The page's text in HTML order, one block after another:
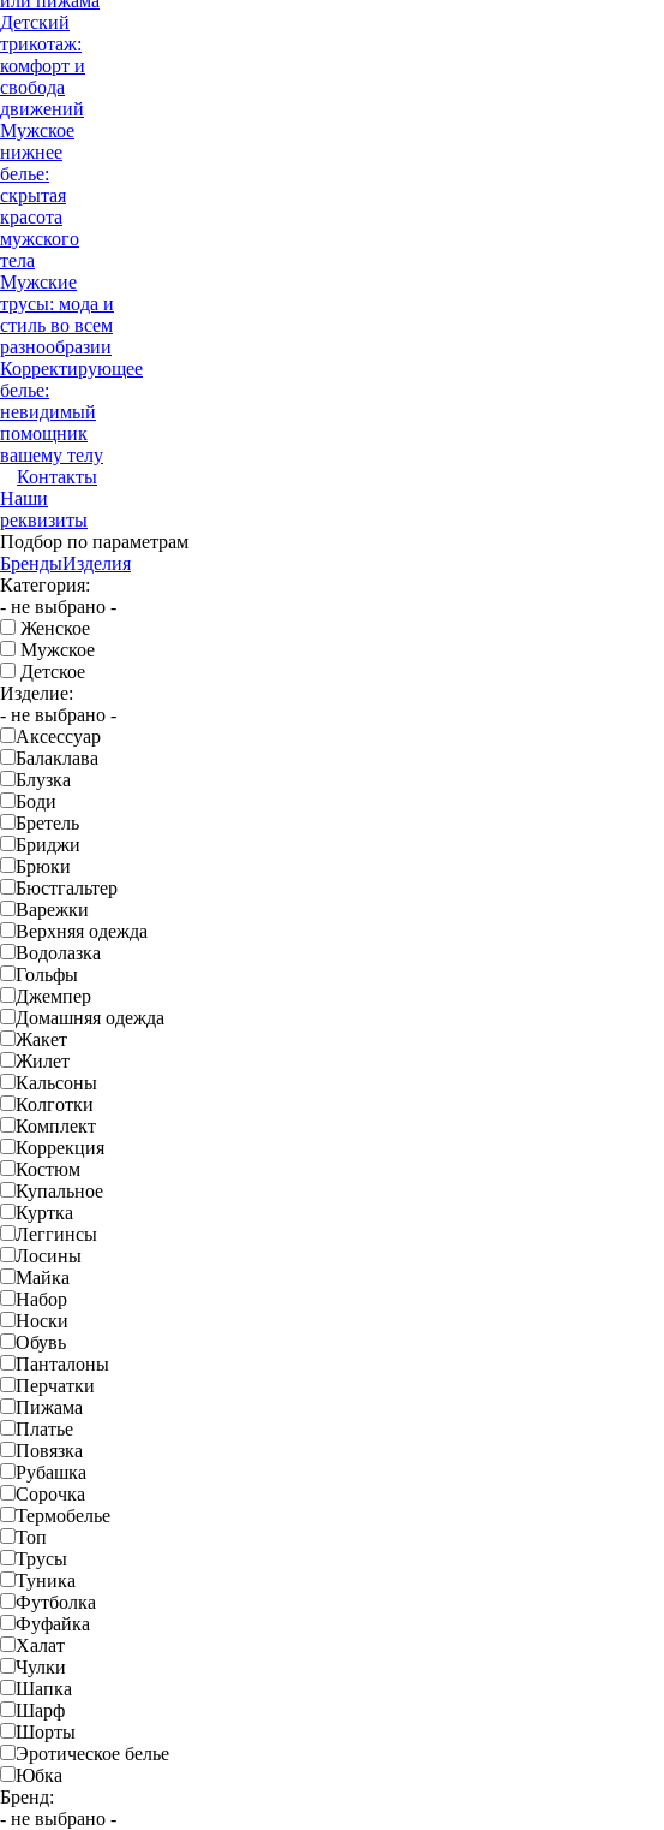
Детский
трикотаж:
комфорт и
свобода
движений
Мужское
нижнее
белье:
скрытая
красота
мужского
тела
Мужские
трусы: мода и
стиль во всем
разнообразии
Корректирующее
белье:
невидимый
помощник
вашему телу
Контакты
Наши
реквизиты
Подбор по параметрам
БрендыИзделия
Категория:
- не выбрано -
Женское
Мужское
Детское
Изделие:
- не выбрано -
Аксессуар
Балаклава
Блузка
Боди
Бретель
Бриджи
Брюки
Бюстгальтер
Варежки
Верхняя одежда
Водолазка
Гольфы
Джемпер
Домашняя одежда
Жакет
Жилет
Кальсоны
Колготки
Комплект
Коррекция
Костюм
Купальное
Куртка
Леггинсы
Лосины
Майка
Набор
Носки
Обувь
Панталоны
Перчатки
Пижама
Платье
Повязка
Рубашка
Сорочка
Термобелье
Топ
Трусы
Туника
Футболка
Фуфайка
Халат
Чулки
Шапка
Шарф
Шорты
Эротическое белье
Юбка
Бренд:
- не выбрано -